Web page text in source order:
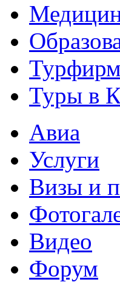
Туры в
Авиа
Услуги
Визы и
Видео
Форум